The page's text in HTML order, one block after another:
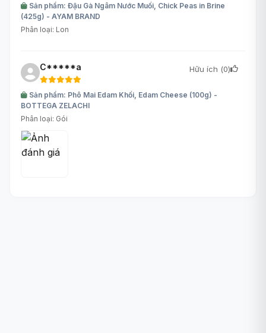
Sản phẩm: Đậu Gà Ngâm Nước Muối, Chick Peas in Brine
(425g) - AYAM BRAND
Phân loại: Lon
C*****a Hữu ích (0)
Sản phẩm: Phô Mai Edam Khối, Edam Cheese (100g) -
BOTTEGA ZELACHI
Phân loại: Gói